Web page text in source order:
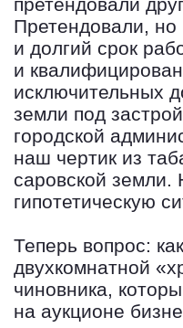
Претендовали, но
и долгий срок
и
исключительных
земли под
городской
наш чертик из
саровской
гипотетическую
Теперь вопрос:
двухкомнатной
чиновника,
на аукционе